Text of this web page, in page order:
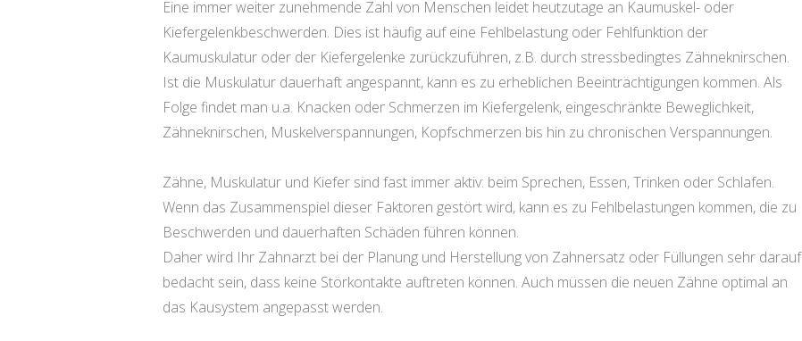
Eine immer weiter zunehmende Zahl von Menschen leidet heutzutage an Kaumuskel- oder
Kiefergelenkbeschwerden. Dies ist häufig auf eine Fehlbelastung oder Fehlfunktion der
Kaumuskulatur oder der Kiefergelenke zurückzuführen, z.B. durch stressbedingtes Zähneknirschen.
Ist die Muskulatur dauerhaft angespannt, kann es zu erheblichen Beeinträchtigungen kommen. Als
Folge findet man u.a. Knacken oder Schmerzen im Kiefergelenk, eingeschränkte Beweglichkeit,
Zähneknirschen, Muskelverspannungen, Kopfschmerzen bis hin zu chronischen Verspannungen.
Zähne, Muskulatur und Kiefer sind fast immer aktiv: beim Sprechen, Essen, Trinken oder Schlafen.
Wenn das Zusammenspiel dieser Faktoren gestört wird, kann es zu Fehlbelastungen kommen, die zu
Beschwerden und dauerhaften Schäden führen können.
Daher wird Ihr Zahnarzt bei der Planung und Herstellung von Zahnersatz oder Füllungen sehr darauf
bedacht sein, dass keine Störkontakte auftreten können. Auch müssen die neuen Zähne optimal an
das Kausystem angepasst werden.